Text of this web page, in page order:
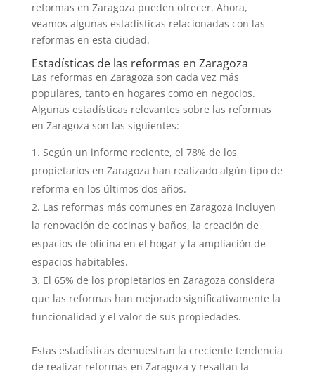
reformas en Zaragoza pueden ofrecer. Ahora,
veamos algunas estadísticas relacionadas con las
reformas en esta ciudad.
Estadísticas de las reformas en Zaragoza
Las reformas en Zaragoza son cada vez más
populares, tanto en hogares como en negocios.
Algunas estadísticas relevantes sobre las reformas
en Zaragoza son las siguientes:
Según un informe reciente, el 78% de los
propietarios en Zaragoza han realizado algún tipo de
reforma en los últimos dos años.
Las reformas más comunes en Zaragoza incluyen
la renovación de cocinas y baños, la creación de
espacios de oficina en el hogar y la ampliación de
espacios habitables.
El 65% de los propietarios en Zaragoza considera
que las reformas han mejorado significativamente la
funcionalidad y el valor de sus propiedades.
Estas estadísticas demuestran la creciente tendencia
de realizar reformas en Zaragoza y resaltan la